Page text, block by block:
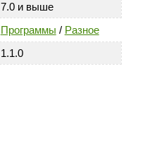
7.0 и выше
Программы / Разное
1.1.0